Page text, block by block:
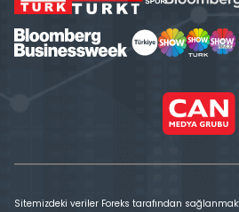
Sitemizdeki veriler Foreks tarafından